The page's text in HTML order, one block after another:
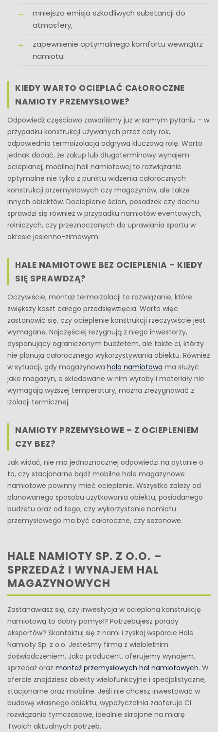
mniejsza emisja szkodliwych substancji do
atmosfery,
zapewnienie optymalnego komfortu wewnątrz
namiotu.
KIEDY WARTO OCIEPLAĆ CAŁOROCZNE
NAMIOTY PRZEMYSŁOWE?
Odpowiedź częściowo zawarliśmy już w samym pytaniu – w
przypadku konstrukcji używanych przez cały rok,
odpowiednia termoizolacja odgrywa kluczową rolę. Warto
jednak dodać, że zakup lub długoterminowy wynajem
ocieplanej, mobilnej hali namiotowej to rozwiązanie
optymalne nie tylko z punktu widzenia całorocznych
konstrukcji przemysłowych czy magazynów, ale także
innych obiektów. Docieplenie ścian, posadzek czy dachu
sprawdzi się również w przypadku namiotów eventowych,
rolniczych, czy przeznaczonych do uprawiania sportu w
okresie jesienno-zimowym.
HALE NAMIOTOWE BEZ OCIEPLENIA – KIEDY
SIĘ SPRAWDZĄ?
Oczywiście, montaż termoizolacji to rozwiązanie, które
zwiększy koszt całego przedsięwzięcia. Warto więc
zastanowić się, czy ocieplenie konstrukcji rzeczywiście jest
wymagane. Najczęściej rezygnują z niego inwestorzy,
dysponujący ograniczonym budżetem, ale także ci, którzy
nie planują całorocznego wykorzystywania obiektu. Również
w sytuacji, gdy magazynowa hala namiotowa ma służyć
jako magazyn, a składowane w nim wyroby i materiały nie
wymagają wyższej temperatury, można zrezygnować z
izolacji termicznej.
NAMIOTY PRZEMYSŁOWE – Z OCIEPLENIEM
CZY BEZ?
Jak widać, nie ma jednoznacznej odpowiedzi na pytanie o
to, czy stacjonarne bądź mobilne hale magazynowe
namiotowe powinny mieć ocieplenie. Wszystko zależy od
planowanego sposobu użytkowania obiektu, posiadanego
budżetu oraz od tego, czy wykorzystanie namiotu
przemysłowego ma być całoroczne, czy sezonowe.
HALE NAMIOTY SP. Z O.O. –
SPRZEDAŻ I WYNAJEM HAL
MAGAZYNOWYCH
Zastanawiasz się, czy inwestycja w ocieploną konstrukcję
namiotową to dobry pomysł? Potrzebujesz porady
ekspertów? Skontaktuj się z nami i zyskaj wsparcie Hale
Namioty Sp. z o.o. Jesteśmy firmą z wieloletnim
doświadczeniem. Jako producent, oferujemy wynajem,
sprzedaż oraz montaż przemysłowych hal namiotowych. W
ofercie znajdziesz obiekty wielofunkcyjne i specjalistyczne,
stacjonarne oraz mobilne. Jeśli nie chcesz inwestować w
budowę własnego obiektu, wypożyczalnia zaoferuje Ci
rozwiązania tymczasowe, idealnie skrojone na miarę
Twoich aktualnych potrzeb.